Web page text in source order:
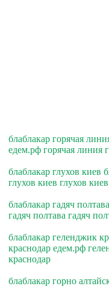
блаблакар горячая
едем.рф горячая линия
блаблакар глухов киев
глухов киев глухов киев
блаблакар гадяч
гадяч полтава гадяч
блаблакар геленджик
краснодар едем.рф
краснодар
блаблакар горно